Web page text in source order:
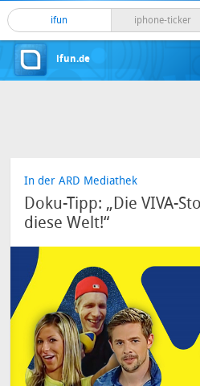
ifun iphone-ticker
ifun.de
In der ARD Mediathek
Doku-Tipp: „Die VIVA-
diese Welt!“